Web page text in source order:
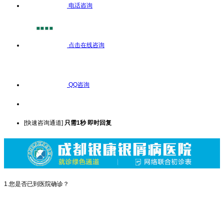
电话咨询
点击在线咨询
QQ咨询
[快速咨询通道] 只需1秒 即时回复
1.您是否已到医院确诊？